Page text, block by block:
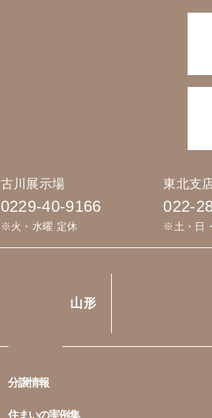
古川展示場
0229-40-9166
※火・水曜 定休
東北支
022-
※土・日
山形
分譲情報
住まいの実例集